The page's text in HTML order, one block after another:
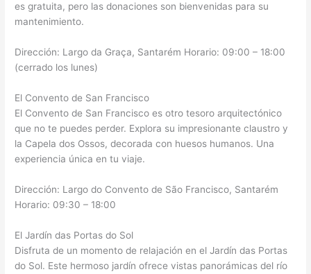
es gratuita, pero las donaciones son bienvenidas para su
mantenimiento.
Dirección: Largo da Graça, Santarém Horario: 09:00 – 18:00
(cerrado los lunes)
El Convento de San Francisco
El Convento de San Francisco es otro tesoro arquitectónico
que no te puedes perder. Explora su impresionante claustro y
la Capela dos Ossos, decorada con huesos humanos. Una
experiencia única en tu viaje.
Dirección: Largo do Convento de São Francisco, Santarém
Horario: 09:30 – 18:00
El Jardín das Portas do Sol
Disfruta de un momento de relajación en el Jardín das Portas
do Sol. Este hermoso jardín ofrece vistas panorámicas del río